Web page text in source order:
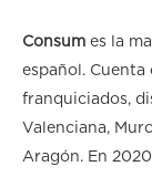
Consum es la
español. Cuenta
franquiciados,
Valenciana,
Aragón. En